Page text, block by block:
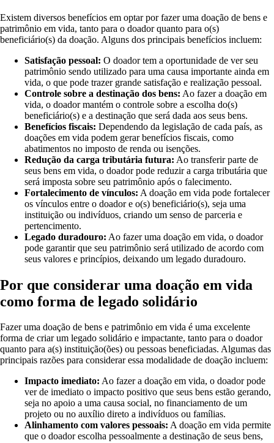
Existem diversos benefícios em optar por fazer uma doação de bens e
patrimônio em vida, tanto para o doador quanto para o(s)
beneficiário(s) da doação. Alguns dos principais benefícios incluem:
Satisfação pessoal: O doador tem a oportunidade de ver seu
patrimônio sendo utilizado para uma causa importante ainda em
vida, o que pode trazer grande satisfação e realização pessoal.
Controle sobre a destinação dos bens: Ao fazer a doação em
vida, o doador mantém o controle sobre a escolha do(s)
beneficiário(s) e a destinação que será dada aos seus bens.
Benefícios fiscais: Dependendo da legislação de cada país, as
doações em vida podem gerar benefícios fiscais, como
abatimentos no imposto de renda ou isenções.
Redução da carga tributária futura: Ao transferir parte de
seus bens em vida, o doador pode reduzir a carga tributária que
será imposta sobre seu patrimônio após o falecimento.
Fortalecimento de vínculos: A doação em vida pode fortalecer
os vínculos entre o doador e o(s) beneficiário(s), seja uma
instituição ou indivíduos, criando um senso de parceria e
pertencimento.
Legado duradouro: Ao fazer uma doação em vida, o doador
pode garantir que seu patrimônio será utilizado de acordo com
seus valores e princípios, deixando um legado duradouro.
Por que considerar uma doação em vida
como forma de legado solidário
Fazer uma doação de bens e patrimônio em vida é uma excelente
forma de criar um legado solidário e impactante, tanto para o doador
quanto para a(s) instituição(ões) ou pessoas beneficiadas. Algumas das
principais razões para considerar essa modalidade de doação incluem:
Impacto imediato: Ao fazer a doação em vida, o doador pode
ver de imediato o impacto positivo que seus bens estão gerando,
seja no apoio a uma causa social, no financiamento de um
projeto ou no auxílio direto a indivíduos ou famílias.
Alinhamento com valores pessoais: A doação em vida permite
que o doador escolha pessoalmente a destinação de seus bens,